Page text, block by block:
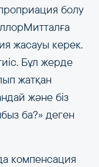
болу
жасауы керек.
Бұл жерде
жатқан
және біз
ба?» деген
компенсация